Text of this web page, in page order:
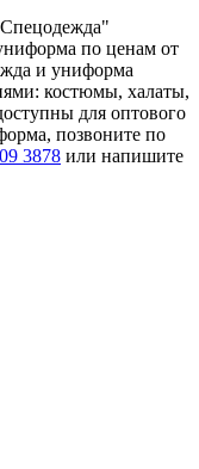
по ценам от
и униформа
костюмы, халаты,
для оптового
позвоните по
3878 или напишите